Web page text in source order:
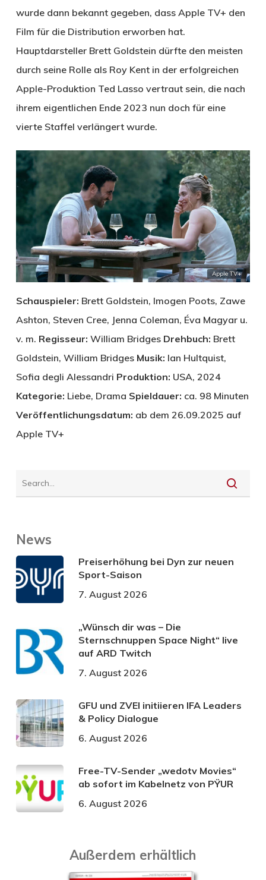
wurde dann bekannt gegeben, dass Apple TV+ den
Film für die Distribution erworben hat.
Hauptdarsteller Brett Goldstein dürfte den meisten
durch seine Rolle als Roy Kent in der erfolgreichen
Apple-Produktion Ted Lasso vertraut sein, die nach
ihrem eigentlichen Ende 2023 nun doch für eine
vierte Staffel verlängert wurde.
Apple TV+
Schauspieler: Brett Goldstein, Imogen Poots, Zawe
Ashton, Steven Cree, Jenna Coleman, Éva Magyar u.
v. m. Regisseur: William Bridges Drehbuch: Brett
Goldstein, William Bridges Musik: Ian Hultquist,
Sofia degli Alessandri Produktion: USA, 2024
Kategorie: Liebe, Drama Spieldauer: ca. 98 Minuten
Veröffentlichungsdatum: ab dem 26.09.2025 auf
Apple TV+
News
Preiserhöhung bei Dyn zur neuen
Sport-Saison
7. August 2026
„Wünsch dir was – Die
Sternschnuppen Space Night“ live
auf ARD Twitch
7. August 2026
GFU und ZVEI initiieren IFA Leaders
& Policy Dialogue
6. August 2026
Free-TV-Sender „wedotv Movies“
ab sofort im Kabelnetz von PŸUR
6. August 2026
Außerdem erhältlich